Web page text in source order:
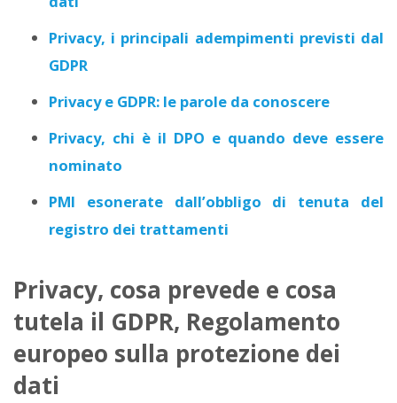
Privacy, i principali adempimenti previsti dal
GDPR
Privacy e GDPR: le parole da conoscere
Privacy, chi è il DPO e quando deve essere
nominato
PMI esonerate dall’obbligo di tenuta del
registro dei trattamenti
Privacy, cosa prevede e cosa
tutela il GDPR, Regolamento
europeo sulla protezione dei
dati